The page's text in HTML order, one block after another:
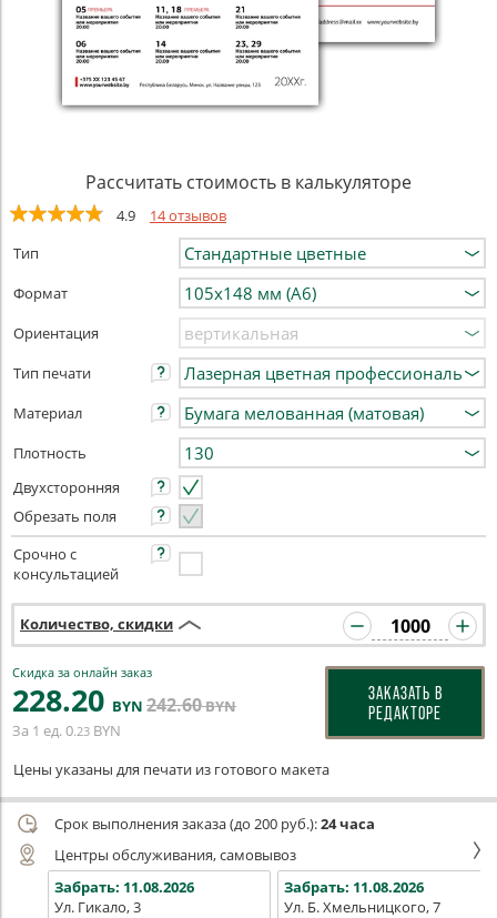
Рассчитать стоимость в калькуляторе
4.9
14 отзывов
Тип
Формат
Ориентация
Тип печати
Материал
Плотность
Двухсторонняя
Обрезать поля
Срочно с
консультацией
Количество, скидки
Скидка за онлайн заказ
228.20 BYN 242.60BYN
За 1 ед.0.23 BYN
ЗАКАЗАТЬ В
РЕДАКТОРЕ
Цены указаны для печати из готового макета
Срок выполнения заказа (до 200 руб.):24 часа
Центры обслуживания, самовывоз
Забрать: 11.08.2026
Ул. Гикало, 3
Забрать: 11.08.2026
Ул. Б. Хмельницкого, 7